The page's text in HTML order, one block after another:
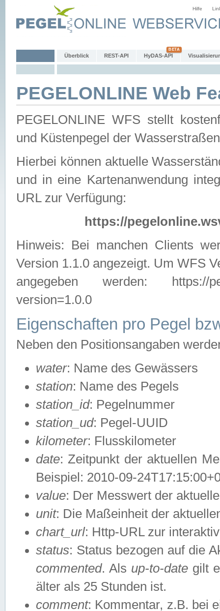
Hilfe
Überblick REST-API HyDAS-API
PEGELONLINE Web
PEGELONLINE WFS stellt
und Küstenpegel der
Hierbei können aktuelle
und in eine Kartenanwendung
URL zur Verfügung:
https://
Hinweis: Bei manchen Clients
Version 1.1.0 angezeigt. Um WFS
angegeben werden: https://
version=1.0.0
Eigenschaften pro Pegel
Neben den Positionsangaben
water: Name des Gewässers
station: Name des Pegels
station_id: Pegelnummer
station_ud: Pegel-UUID
kilometer: Flusskilometer
date: Zeitpunkt der aktuellen
Beispiel: 2010-09-
value: Der Messwert der
unit: Die Maßeinheit der
chart_url: Http-URL zur
status: Status bezogen auf die
commented. Als up-to-date gilt
älter als 25 Stunden ist.
comment: Kommentar, z.B. bei